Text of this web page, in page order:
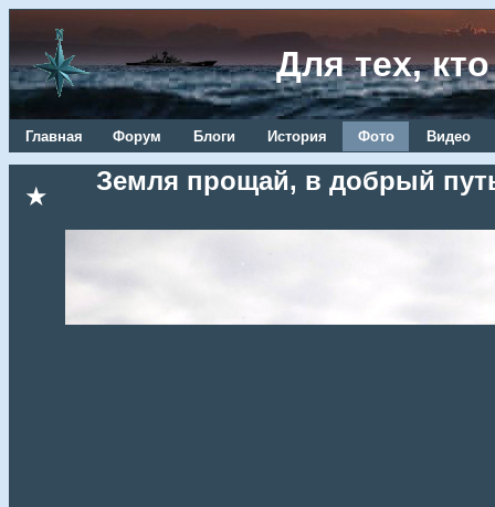
Для тех,
Главная Форум Блоги История Фото Видео
★
Земля прощай, в добрый